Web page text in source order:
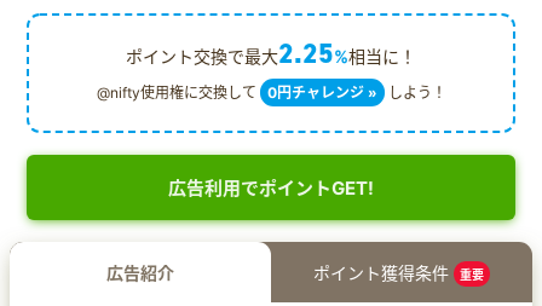
ポイント交換で最大2.25%相当に！
@nifty使用権に交換して 0円チャレンジ » しよう！
広告利用でポイントGET!
広告紹介 ポイント獲得条件 重要